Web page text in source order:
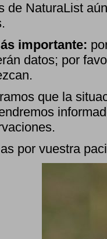
de NaturaList
importante:
datos; por
que la
por vuestra